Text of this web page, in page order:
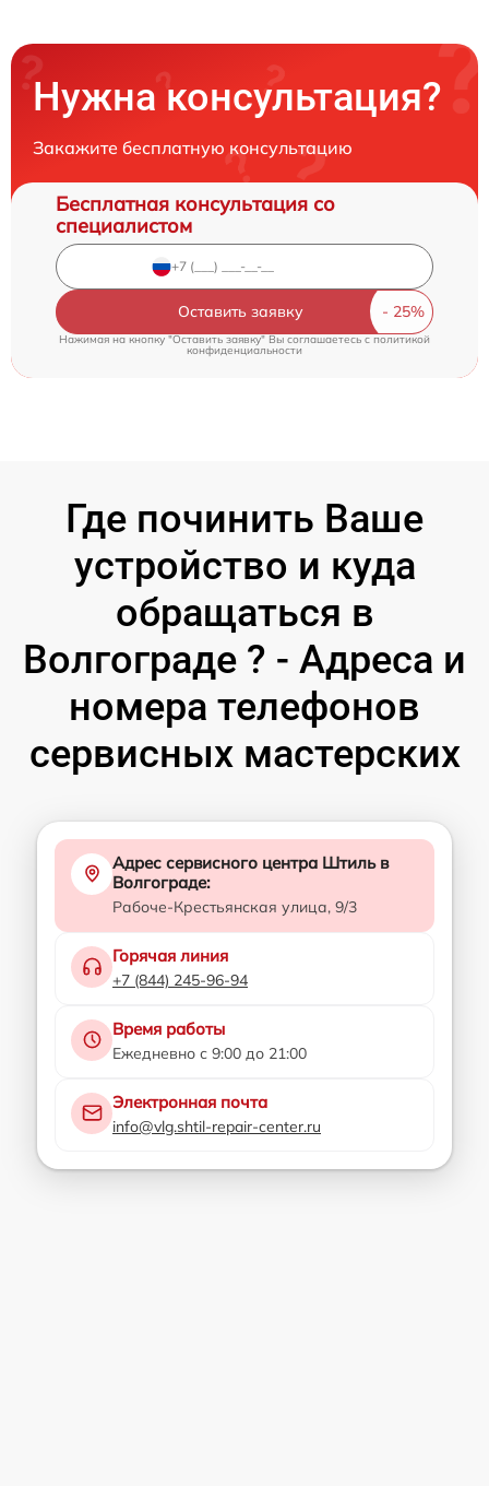
Нужна консультация?
Закажите бесплатную консультацию
Бесплатная консультация со
специалистом
Оставить заявку
Нажимая на кнопку "Оставить заявку" Вы соглашаетесь cполитикой
конфиденциальности
Где починить Ваше
устройство и куда
обращаться в
Волгограде ? - Адреса и
номера телефонов
сервисных мастерских
Адрес сервисного центра Штиль в
Волгограде:
Рабоче-Крестьянская улица, 9/3
Горячая линия
+7 (844) 245-96-94
Время работы
Ежедневно с 9:00 до 21:00
Электронная почта
info@vlg.shtil-repair-center.ru